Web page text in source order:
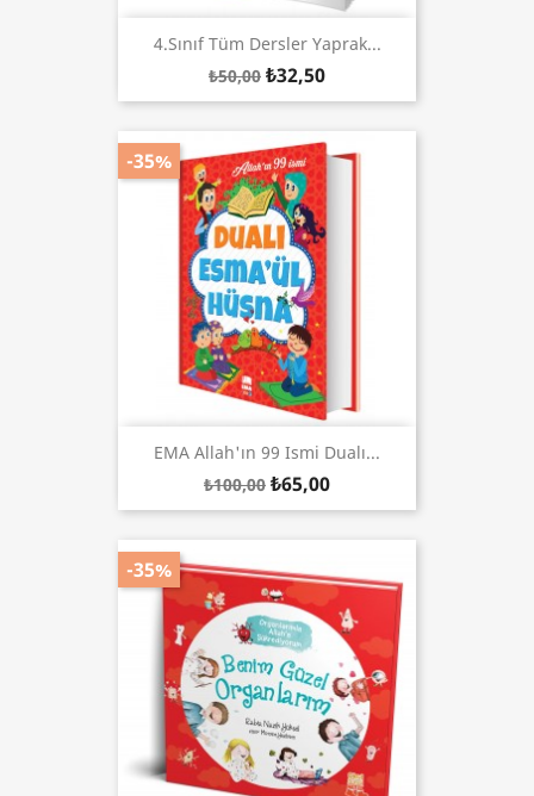
4.Sınıf Tüm Dersler Yaprak...
₺50,00 ₺32,50
EMA Allah'ın 99 Ismi Dualı...
₺100,00 ₺65,00
-35%
-35%